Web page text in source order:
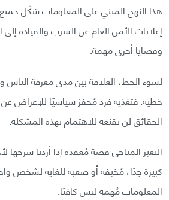
هذا النهج المبني على المعلومات شكّل
إعلانات الأمن العام عن الشرب والقيادة إلى
وقضايا أخرى مهمة.
لسوء الحظ، العلاقة بين مدى معرفة
خطية. فتغذية فرد مُحفز سياسيًا للإعراض عن
الحقائق لن يقنعه للاهتمام بهذه المشكلة.
التغير المناخي قصة مُعقدة إذا أردنا شرحها
كبيرة جدًا، مُخيفة أو صعبة للغاية لشخص
المعلومات مُهمة ليس كافيًا.